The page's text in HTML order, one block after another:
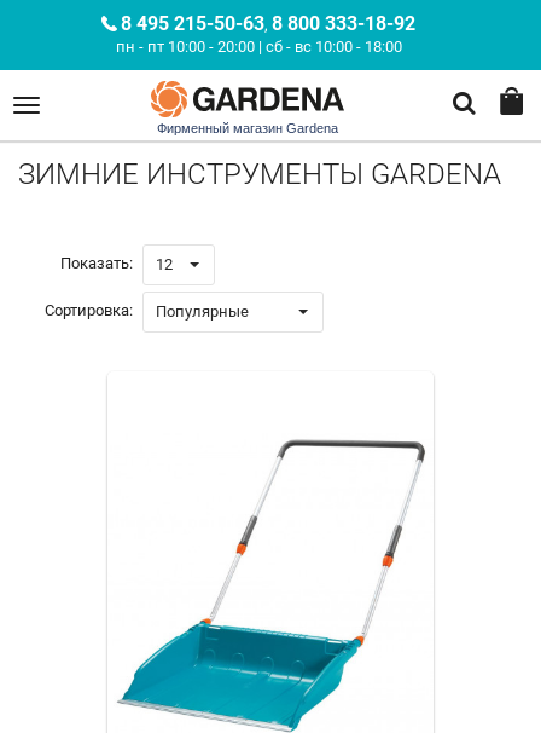
8 495 215-50-63, 8 800 333-18-92
пн - пт 10:00 - 20:00 | сб - вс 10:00 - 18:00
Фирменный магазин Gardena
ЗИМНИЕ ИНСТРУМЕНТЫ GARDENA
Показать: 12
Сортировка: Популярные